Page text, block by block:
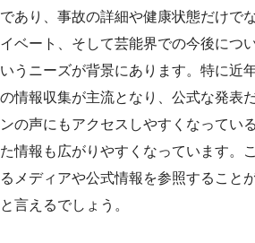
であり、事故の詳細や健康状態だけで
イベート、そして芸能界での今後につ
いうニーズが背景にあります。特に近
の情報収集が主流となり、公式な発表
ンの声にもアクセスしやすくなってい
た情報も広がりやすくなっています。
るメディアや公式情報を参照すること
と言えるでしょう。